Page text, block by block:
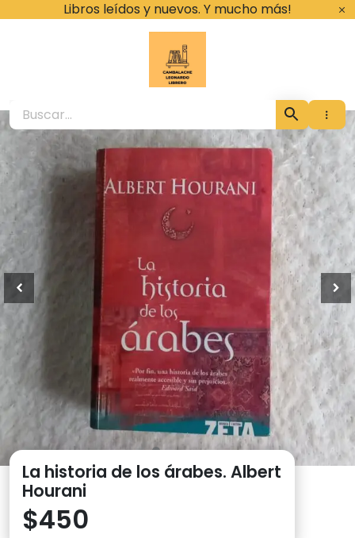
Libros leídos y nuevos. Y mucho más!
Cambalache
La historia de los árabes. Albert
Hourani
$450